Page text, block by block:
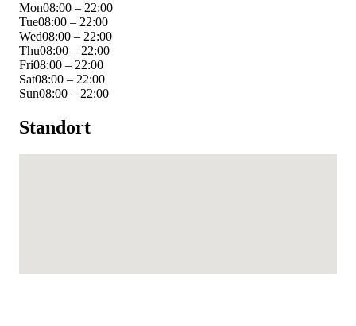
Mon08:00 – 22:00
Tue08:00 – 22:00
Wed08:00 – 22:00
Thu08:00 – 22:00
Fri08:00 – 22:00
Sat08:00 – 22:00
Sun08:00 – 22:00
Standort